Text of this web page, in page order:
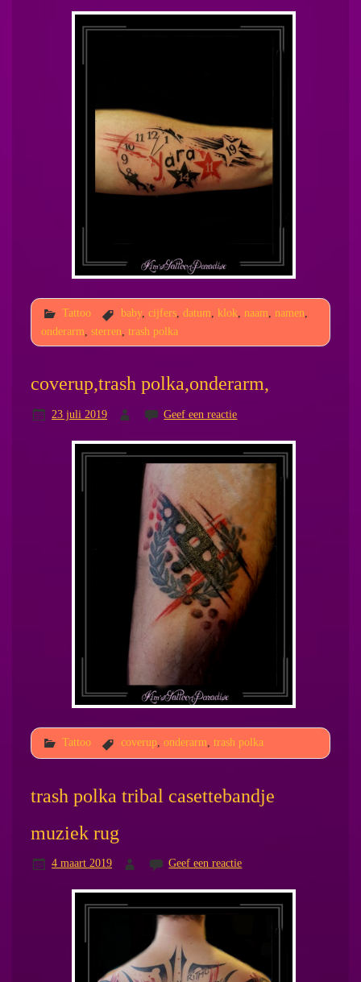
Tattoo baby, cijfers, datum, klok, naam, namen,
onderarm sterren trash polka
coverup,trash polka,onderarm,
23 juli 2019 Geef een reactie
Tattoo coverup, onderarm, trash polka
trash polka tribal casettebandje
muziek rug
4 maart 2019 Geef een reactie